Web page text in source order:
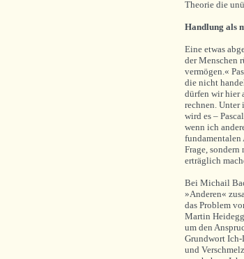
Theorie die
Handlung als
Eine etwas
der Menschen
vermögen.«
die nicht
dürfen wir hier
rechnen. Unter
wird es –
wenn ich
Frage,
erträglich
Bei Michail
»Anderen«
das Problem
Martin
um den
Grundwort Ich-
und